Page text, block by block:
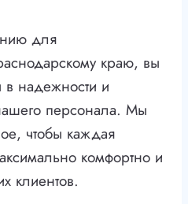
для
краю, вы
в надежности и
персонала. Мы
чтобы каждая
комфортно и
клиентов.